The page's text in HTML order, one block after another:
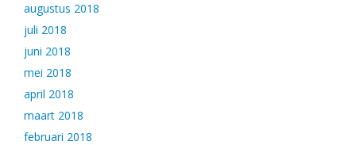
augustus 2018
juli 2018
juni 2018
mei 2018
april 2018
maart 2018
februari 2018